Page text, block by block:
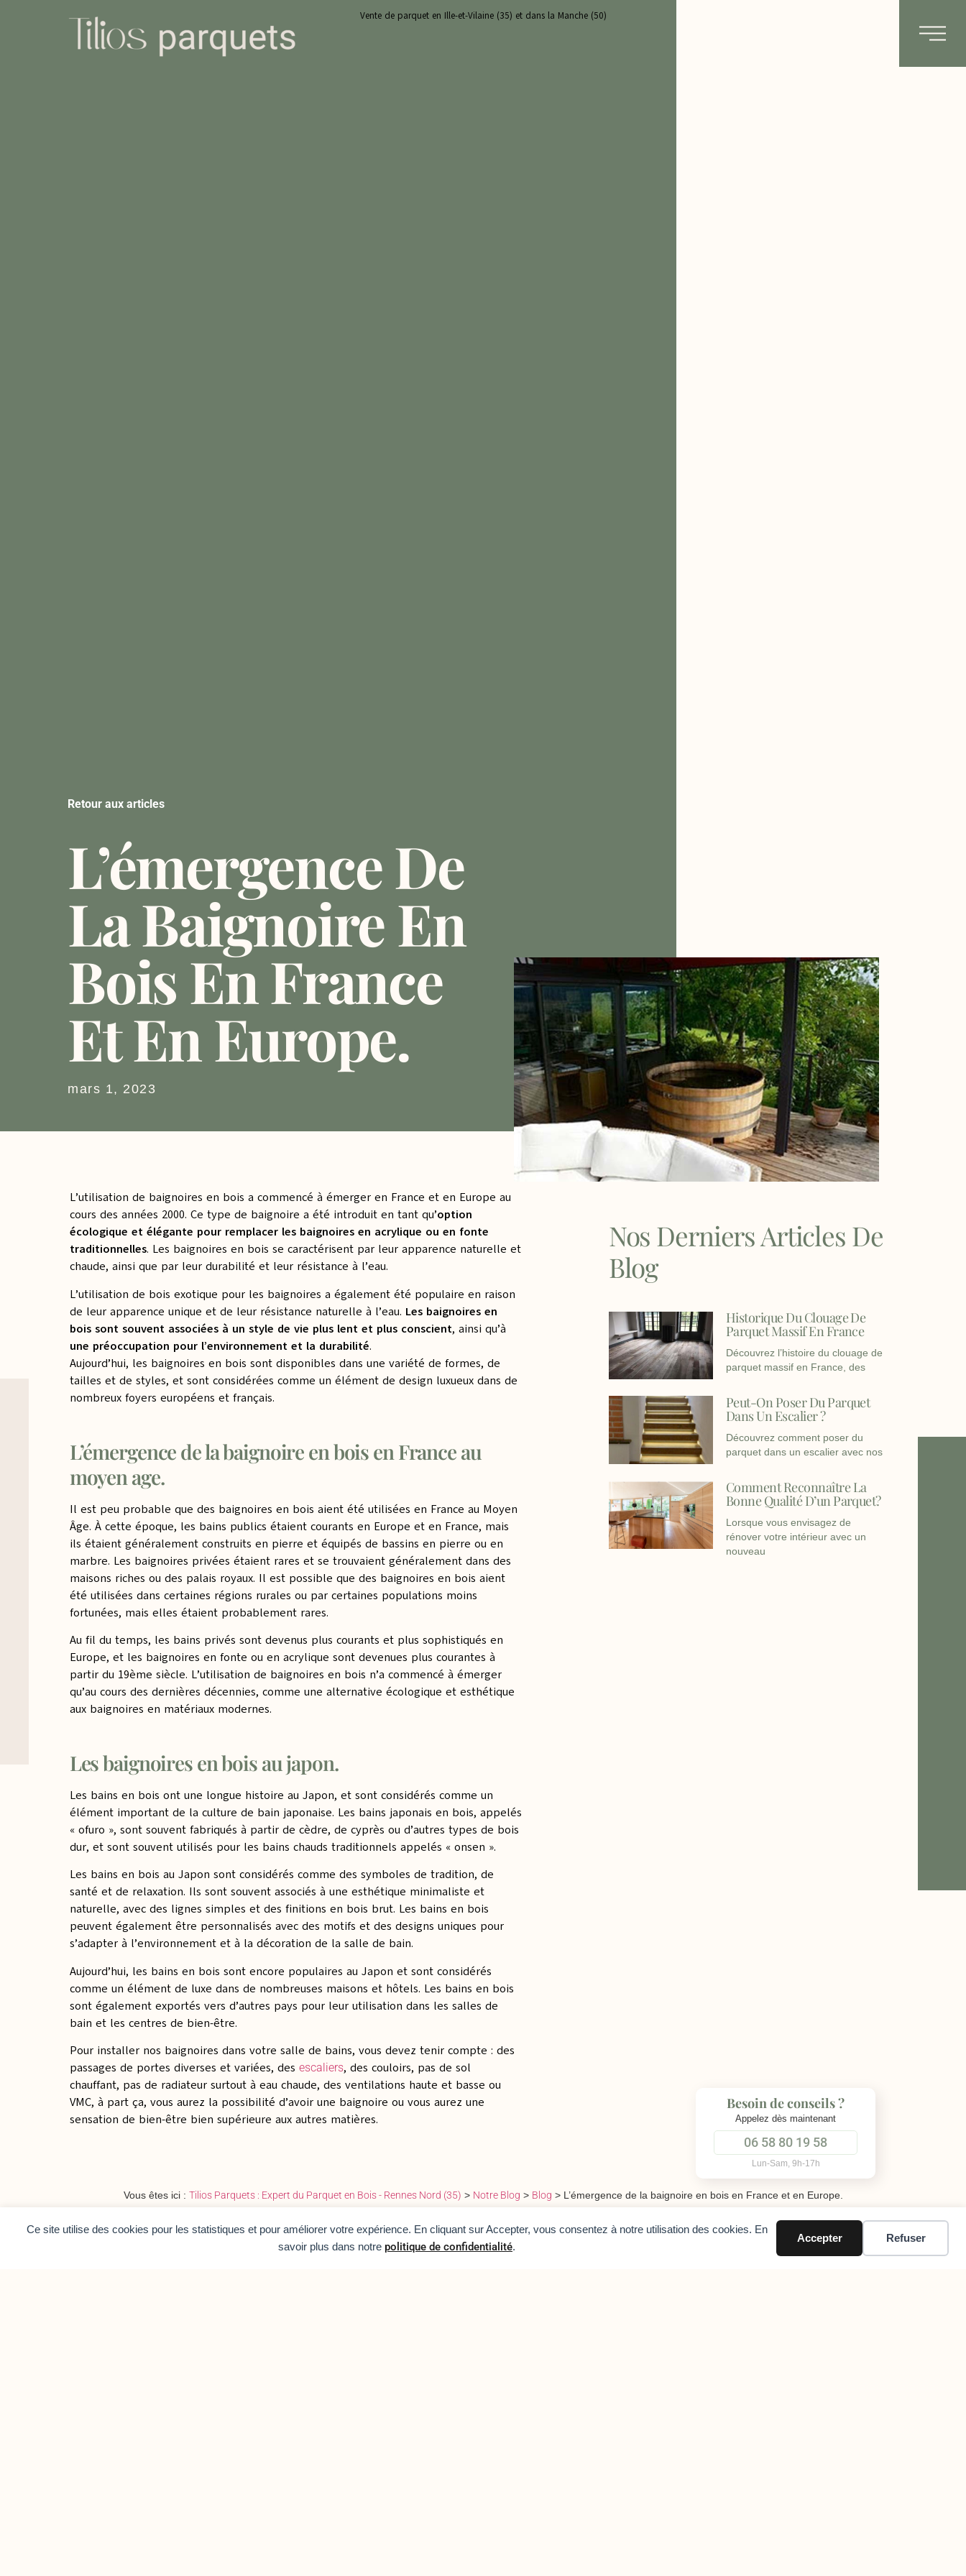
Ce site utilise des cookies pour les statistiques et pour améliorer votre expérience. En cliquant sur Accepter, vous consentez à notre utilisation des cookies. En
savoir plus dans notre politique de confidentialité.
Accepter Refuser
Vente de parquet en Ille-et-Vilaine (35) et dans la Manche (50)
Retour aux articles
L’émergence De
La Baignoire En
Bois En France
Et En Europe.
mars 1, 2023
L’utilisation de baignoires en bois a commencé à émerger en France et en Europe au
cours des années 2000. Ce type de baignoire a été introduit en tant qu’option
écologique et élégante pour remplacer les baignoires en acrylique ou en fonte
traditionnelles. Les baignoires en bois se caractérisent par leur apparence naturelle et
chaude, ainsi que par leur durabilité et leur résistance à l’eau.
L’utilisation de bois exotique pour les baignoires a également été populaire en raison
de leur apparence unique et de leur résistance naturelle à l’eau. Les baignoires en
bois sont souvent associées à un style de vie plus lent et plus conscient, ainsi qu’à
une préoccupation pour l’environnement et la durabilité.
Aujourd’hui, les baignoires en bois sont disponibles dans une variété de formes, de
tailles et de styles, et sont considérées comme un élément de design luxueux dans de
nombreux foyers européens et français.
L’émergence de la baignoire en bois en France au
moyen age.
Il est peu probable que des baignoires en bois aient été utilisées en France au Moyen
Âge. À cette époque, les bains publics étaient courants en Europe et en France, mais
ils étaient généralement construits en pierre et équipés de bassins en pierre ou en
marbre. Les baignoires privées étaient rares et se trouvaient généralement dans des
maisons riches ou des palais royaux. Il est possible que des baignoires en bois aient
été utilisées dans certaines régions rurales ou par certaines populations moins
fortunées, mais elles étaient probablement rares.
Au fil du temps, les bains privés sont devenus plus courants et plus sophistiqués en
Europe, et les baignoires en fonte ou en acrylique sont devenues plus courantes à
partir du 19ème siècle. L’utilisation de baignoires en bois n’a commencé à émerger
qu’au cours des dernières décennies, comme une alternative écologique et esthétique
aux baignoires en matériaux modernes.
Les baignoires en bois au japon.
Les bains en bois ont une longue histoire au Japon, et sont considérés comme un
élément important de la culture de bain japonaise. Les bains japonais en bois, appelés
« ofuro », sont souvent fabriqués à partir de cèdre, de cyprès ou d’autres types de bois
dur, et sont souvent utilisés pour les bains chauds traditionnels appelés « onsen ».
Les bains en bois au Japon sont considérés comme des symboles de tradition, de
santé et de relaxation. Ils sont souvent associés à une esthétique minimaliste et
naturelle, avec des lignes simples et des finitions en bois brut. Les bains en bois
peuvent également être personnalisés avec des motifs et des designs uniques pour
s’adapter à l’environnement et à la décoration de la salle de bain.
Aujourd’hui, les bains en bois sont encore populaires au Japon et sont considérés
comme un élément de luxe dans de nombreuses maisons et hôtels. Les bains en bois
sont également exportés vers d’autres pays pour leur utilisation dans les salles de
bain et les centres de bien-être.
Pour installer nos baignoires dans votre salle de bains, vous devez tenir compte : des
passages de portes diverses et variées, des escaliers, des couloirs, pas de sol
chauffant, pas de radiateur surtout à eau chaude, des ventilations haute et basse ou
VMC, à part ça, vous aurez la possibilité d’avoir une baignoire ou vous aurez une
sensation de bien-être bien supérieure aux autres matières.
Nos Derniers Articles De
Blog
Historique Du Clouage De
Parquet Massif En France
Découvrez l’histoire du clouage de
parquet massif en France, des
Peut-On Poser Du Parquet
Dans Un Escalier ?
Découvrez comment poser du
parquet dans un escalier avec nos
Comment Reconnaître La
Bonne Qualité D’un Parquet?
Lorsque vous envisagez de
rénover votre intérieur avec un
nouveau
Vous êtes ici : Tilios Parquets : Expert du Parquet en Bois - Rennes Nord (35) > Notre Blog > Blog > L’émergence de la baignoire en bois en France et en Europe.
Besoin de conseils ?
Appelez dès maintenant
06 58 80 19 58
Lun-Sam, 9h-17h